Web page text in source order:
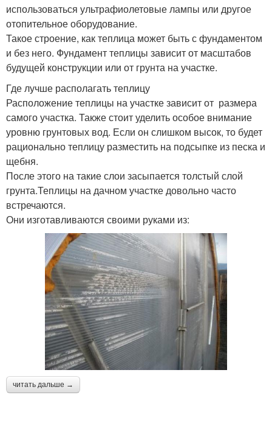
использоваться ультрафиолетовые лампы или другое
отопительное оборудование.
Такое строение, как теплица может быть с фундаментом
и без него. Фундамент теплицы зависит от масштабов
будущей конструкции или от грунта на участке.
Где лучше располагать теплицу
Расположение теплицы на участке зависит от размера
самого участка. Также стоит уделить особое внимание
уровню грунтовых вод. Если он слишком высок, то будет
рационально теплицу разместить на подсыпке из песка и
щебня.
После этого на такие слои засыпается толстый слой
грунта.Теплицы на дачном участке довольно часто
встречаются.
Они изготавливаются своими руками из:
читать дальше →